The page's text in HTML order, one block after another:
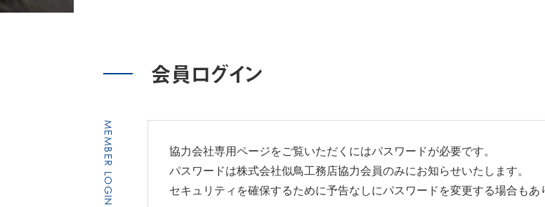
会員ログイン
MEMBER LOGIN
協力会社専用ページをご覧いただくにはパスワードが必要です。
パスワードは株式会社似鳥工務店協力会員のみにお知らせいたします。
セキュリティを確保するために予告なしにパスワードを変更する場合もあ